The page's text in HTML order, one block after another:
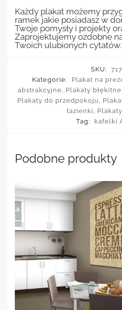
Każdy plakat możemy
ramek jakie posiadasz w
Twoje pomysły i projekty
Zaprojektujemy ozdobne
Twoich ulubionych cytatów.
SKU:
Kategorie:
Plakat na
abstrakcyjne
Plakaty
Plakaty do przedpokoju
łazienki
Tag:
kafelki
Podobne produkty